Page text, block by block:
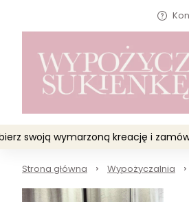
swoją wymarzoną kreację i
Strona główna Wypożyczalnia